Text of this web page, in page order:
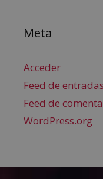
Meta
Acceder
Feed de entradas
Feed de
WordPress.org